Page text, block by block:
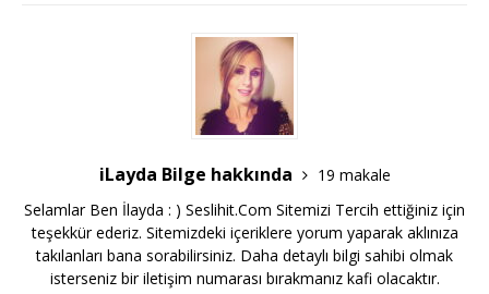
iLayda Bilge hakkında
19 makale
Selamlar Ben İlayda : ) Seslihit.Com Sitemizi Tercih ettiğiniz için
teşekkür ederiz. Sitemizdeki içeriklere yorum yaparak aklınıza
takılanları bana sorabilirsiniz. Daha detaylı bilgi sahibi olmak
isterseniz bir iletişim numarası bırakmanız kafi olacaktır.